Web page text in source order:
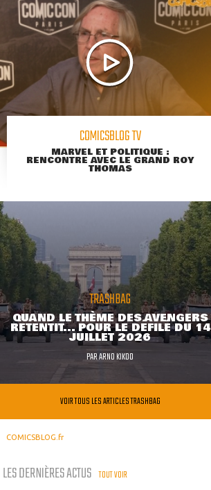
COMICSBLOG TV
MARVEL ET POLITIQUE :
RENCONTRE AVEC LE GRAND ROY
THOMAS
TRASHBAG
QUAND LE THÈME DES AVENGERS
RETENTIT... POUR LE DÉFILÉ DU 14
JUILLET 2026
PARARNO KIKOO
VOIR TOUS LES ARTICLES TRASHBAG
COMICSBLOG.fr
LES DERNIÈRES ACTUS TOUT VOIR